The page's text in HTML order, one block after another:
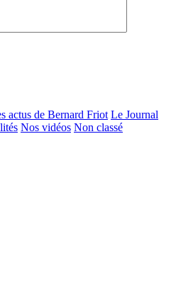
actus de Bernard Friot Le Journal
Nos vidéos Non classé